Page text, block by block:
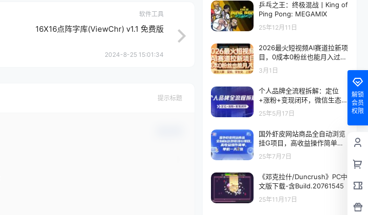
软件工具
16X16点阵字库(ViewChr) v1.1 免费版
2024-8-25 15:01:34
提示标题
乒乓之王：终极混战丨King of
Ping Pong: MEGAMIX
25年12月11日
2026最火短视频AI赛道拉新项
目，0成本0粉丝也能月入过1
W【揭秘】
3月1日
个人品牌全流程拆解：定位
+涨粉+变现闭环，微信生态运
营与资源整合
25年5月17日
国外虾皮网站商品全自动浏览
挂G项目，高收益操作简单，
单机一天2张【揭秘】
25年7月7日
《邓克拉什/Duncrush》PC中
文版下载-含Build.20761545
25年11月17日
解锁
会员
权限